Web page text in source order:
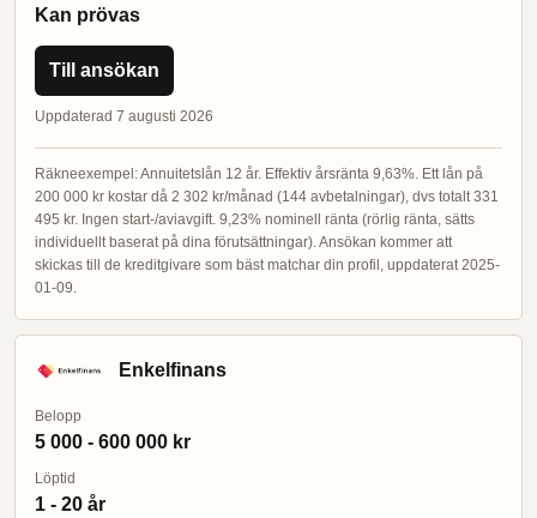
Kan prövas
Till ansökan
Uppdaterad 7 augusti 2026
Räkneexempel: Annuitetslån 12 år. Effektiv årsränta 9,63%. Ett lån på
200 000 kr kostar då 2 302 kr/månad (144 avbetalningar), dvs totalt 331
495 kr. Ingen start-/aviavgift. 9,23% nominell ränta (rörlig ränta, sätts
individuellt baserat på dina förutsättningar). Ansökan kommer att
skickas till de kreditgivare som bäst matchar din profil, uppdaterat 2025-
01-09.
Enkelfinans
Belopp
5 000 - 600 000 kr
Löptid
1 - 20 år